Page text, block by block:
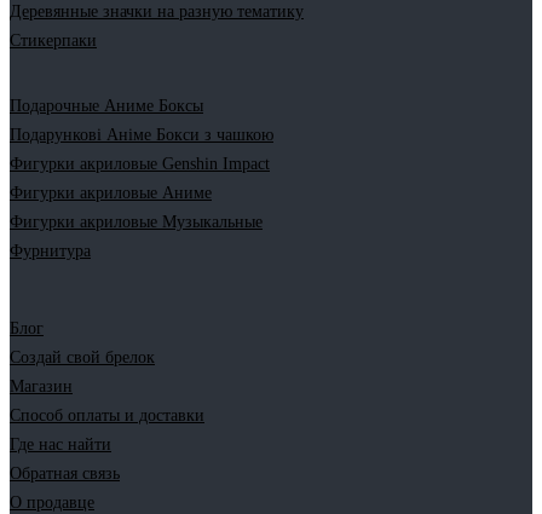
Деревянные значки на разную тематику
Стикерпаки
Подарочные Аниме Боксы
Подарункові Аніме Бокси з чашкою
Фигурки акриловые Genshin Impact
Фигурки акриловые Аниме
Фигурки акриловые Музыкальные
Фурнитура
Блог
Создай свой брелок
Магазин
Способ оплаты и доставки
Где нас найти
Обратная связь
О продавце